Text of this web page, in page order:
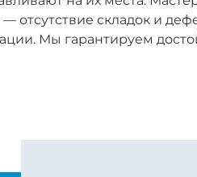
отсутствие складок и
Мы гарантируем